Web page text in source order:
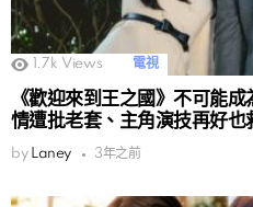
1.7k Views 電視
《歡迎來到王之國》不可能
情遭批老套、主角演技再好也
by Laney 3年之前